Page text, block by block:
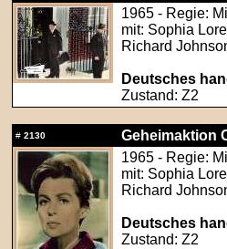
1965 - Regie:
mit: Sophia
Richard
Deutsches
Zustand: Z2
# 2130
Geheimaktion
1965 - Regie:
mit: Sophia
Richard
Deutsches
Zustand: Z2